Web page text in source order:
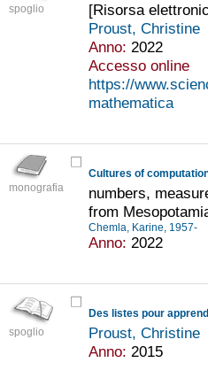
spoglio
[Risorsa
Proust, Christine
Anno: 2022
Accesso online
https://
mathematica
monografia
Cultures of
numbers,
from
Chemla, Karine, 1957-
Anno: 2022
spoglio
Proust, Christine
Anno: 2015